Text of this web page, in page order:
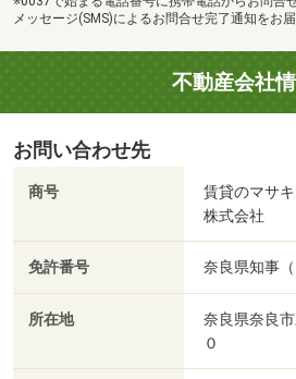
メッセージ(SMS)によるお問合せ完了通知をお
不動産会社
お問い合わせ先
商号
賃貸のマサ
株式会社
免許番号 奈良県知事
所在地
奈良県奈良
０